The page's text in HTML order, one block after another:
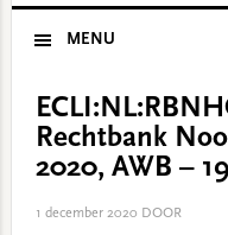
MENU
Rechtbank
2020, AWB –
1 december 2020 DOOR